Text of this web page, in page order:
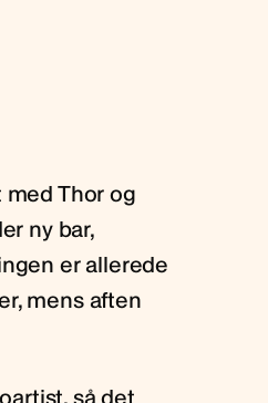
Thor og
ny bar,
er allerede
mens aften